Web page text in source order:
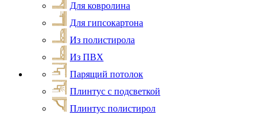
Для ковролина
Для гипсокартона
Из полистирола
Из ПВХ
Парящий потолок
Плинтус с подсветкой
Плинтус полистирол